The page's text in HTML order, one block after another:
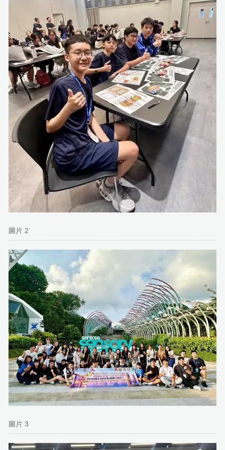
圖片 2
圖片 3